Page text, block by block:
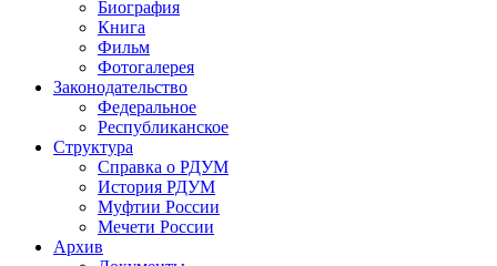
Биография
Книга
Фильм
Фотогалерея
Законодательство
Федеральное
Республиканское
Структура
Справка о РДУМ
История РДУМ
Муфтии России
Мечети России
Архив